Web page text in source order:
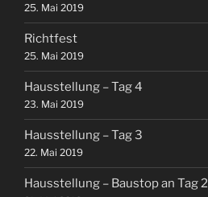
25. Mai 2019
Richtfest
25. Mai 2019
Hausstellung – Tag 4
23. Mai 2019
Hausstellung – Tag 3
22. Mai 2019
Hausstellung – Baustop an Tag 2